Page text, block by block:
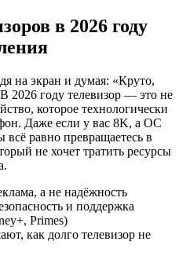
в 2026 году
на экран и думая: «Круто,
2026 году телевизор — это не
которое технологически
Даже если у вас 8K, а ОС
равно превращаетесь в
не хочет тратить ресурсы
а не надёжность
и поддержка
Primes)
как долго телевизор не